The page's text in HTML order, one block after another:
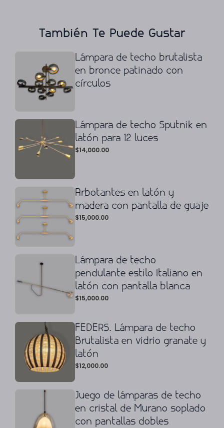
También Te Puede Gustar
Lámpara de techo brutalista
en bronce patinado con
círculos
Lámpara de techo Sputnik en
latón para 12 luces
$14,000.00
Arbotantes en latón y
madera con pantalla de guaje
$15,000.00
Lámpara de techo
pendulante estilo Italiano en
latón con pantalla blanca
$15,000.00
FEDERS. Lámpara de techo
Brutalista en vidrio granate y
latón
$12,000.00
Juego de lámparas de techo
en cristal de Murano soplado
con pantallas dobles